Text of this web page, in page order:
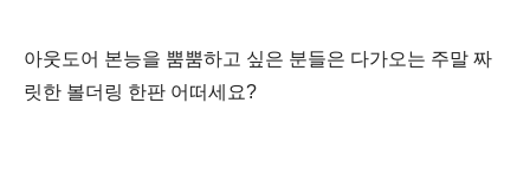
아웃도어 본능을 뿜뿜하고 싶은 분들은 다가오는 주말 짜
릿한 볼더링 한판 어떠세요?